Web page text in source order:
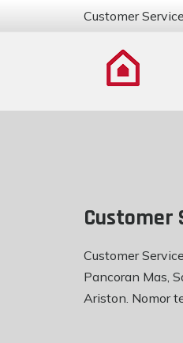
Customer
Customer
Customer
Pancoran Mas,
Ariston. Nomor